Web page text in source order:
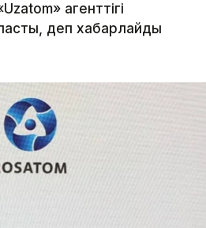
агенттігі
деп хабарлайды